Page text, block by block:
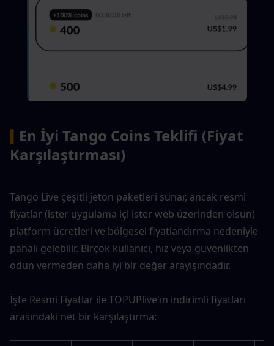
En İyi Tango Coins Teklifi (Fiyat
Karşılaştırması)
Tango Live çeşitli jeton paketleri sunar, ancak resmi
fiyatlar (ister uygulama içi ister web üzerinden olsun)
platform ücretleri ve bölgesel fiyatlandırma nedeniyle
pahalı gelebilir. Birçok kullanıcı, hız veya güvenlikten
ödün vermeden daha iyi bir değer arayışındadır.
İşte Resmi Fiyatlar ile TOPUPlive'ın indirimli fiyatları
arasındaki net bir karşılaştırma: